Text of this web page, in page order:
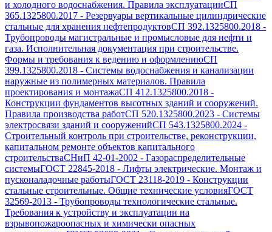
и холодного водоснабжения. Правила эксплуатацииСП
365.1325800.2017 - Резервуары вертикальные цилиндрические
стальные для хранения нефтепродуктовСП 392.1325800.2018 -
Трубопроводы магистральные и промысловые для нефти и
газа. Исполнительная документация при строительстве.
Формы и требования к ведению и оформлениюСП
399.1325800.2018 - Системы водоснабжения и канализации
наружные из полимерных материалов. Правила
проектирования и монтажаСП 412.1325800.2018 -
Конструкции фундаментов высотных зданий и сооружений.
Правила производства работСП 520.1325800.2023 - Системы
электросвязи зданий и сооруженийСП 543.1325800.2024 -
Строительный контроль при строительстве, реконструкции,
капитальном ремонте объектов капитального
строительстваСНиП 42-01-2002 - Газораспределительные
системыГОСТ 22845-2018 - Лифты электрические. Монтаж и
пусконаладочные работыГОСТ 23118-2019 - Конструкции
стальные строительные. Общие технические условияГОСТ
32569-2013 - Трубопроводы технологические стальные.
Требования к устройству и эксплуатации на
взрывопожароопасных и химически опасных